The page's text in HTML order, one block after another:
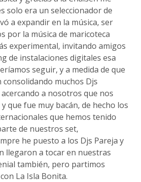
solo era un seleccionador de
a expandir en la música, ser
por la música de maricoteca
experimental, invitando amigos
de instalaciones digitales esa
seguir, y a medida de que
muchos Djs
a nosotros que nos
que fue muy bacán, de hecho los
que hemos tenido
de nuestros set,
he puesto a los Djs Pareja y
llegaron a tocar en nuestras
también, pero partimos
La Isla Bonita.